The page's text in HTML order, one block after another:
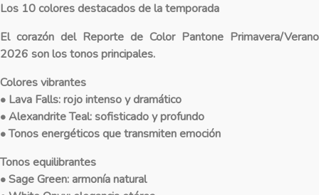
Los 10 colores destacados de la temporada
El corazón del Reporte de Color Pantone Primavera/Verano
2026 son los tonos principales.
Colores vibrantes
• Lava Falls: rojo intenso y dramático
• Alexandrite Teal: sofisticado y profundo
• Tonos energéticos que transmiten emoción
Tonos equilibrantes
• Sage Green: armonía natural